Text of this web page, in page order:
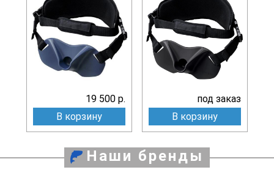
19 500 р.
В корзину
под заказ
В корзину
Наши бренды